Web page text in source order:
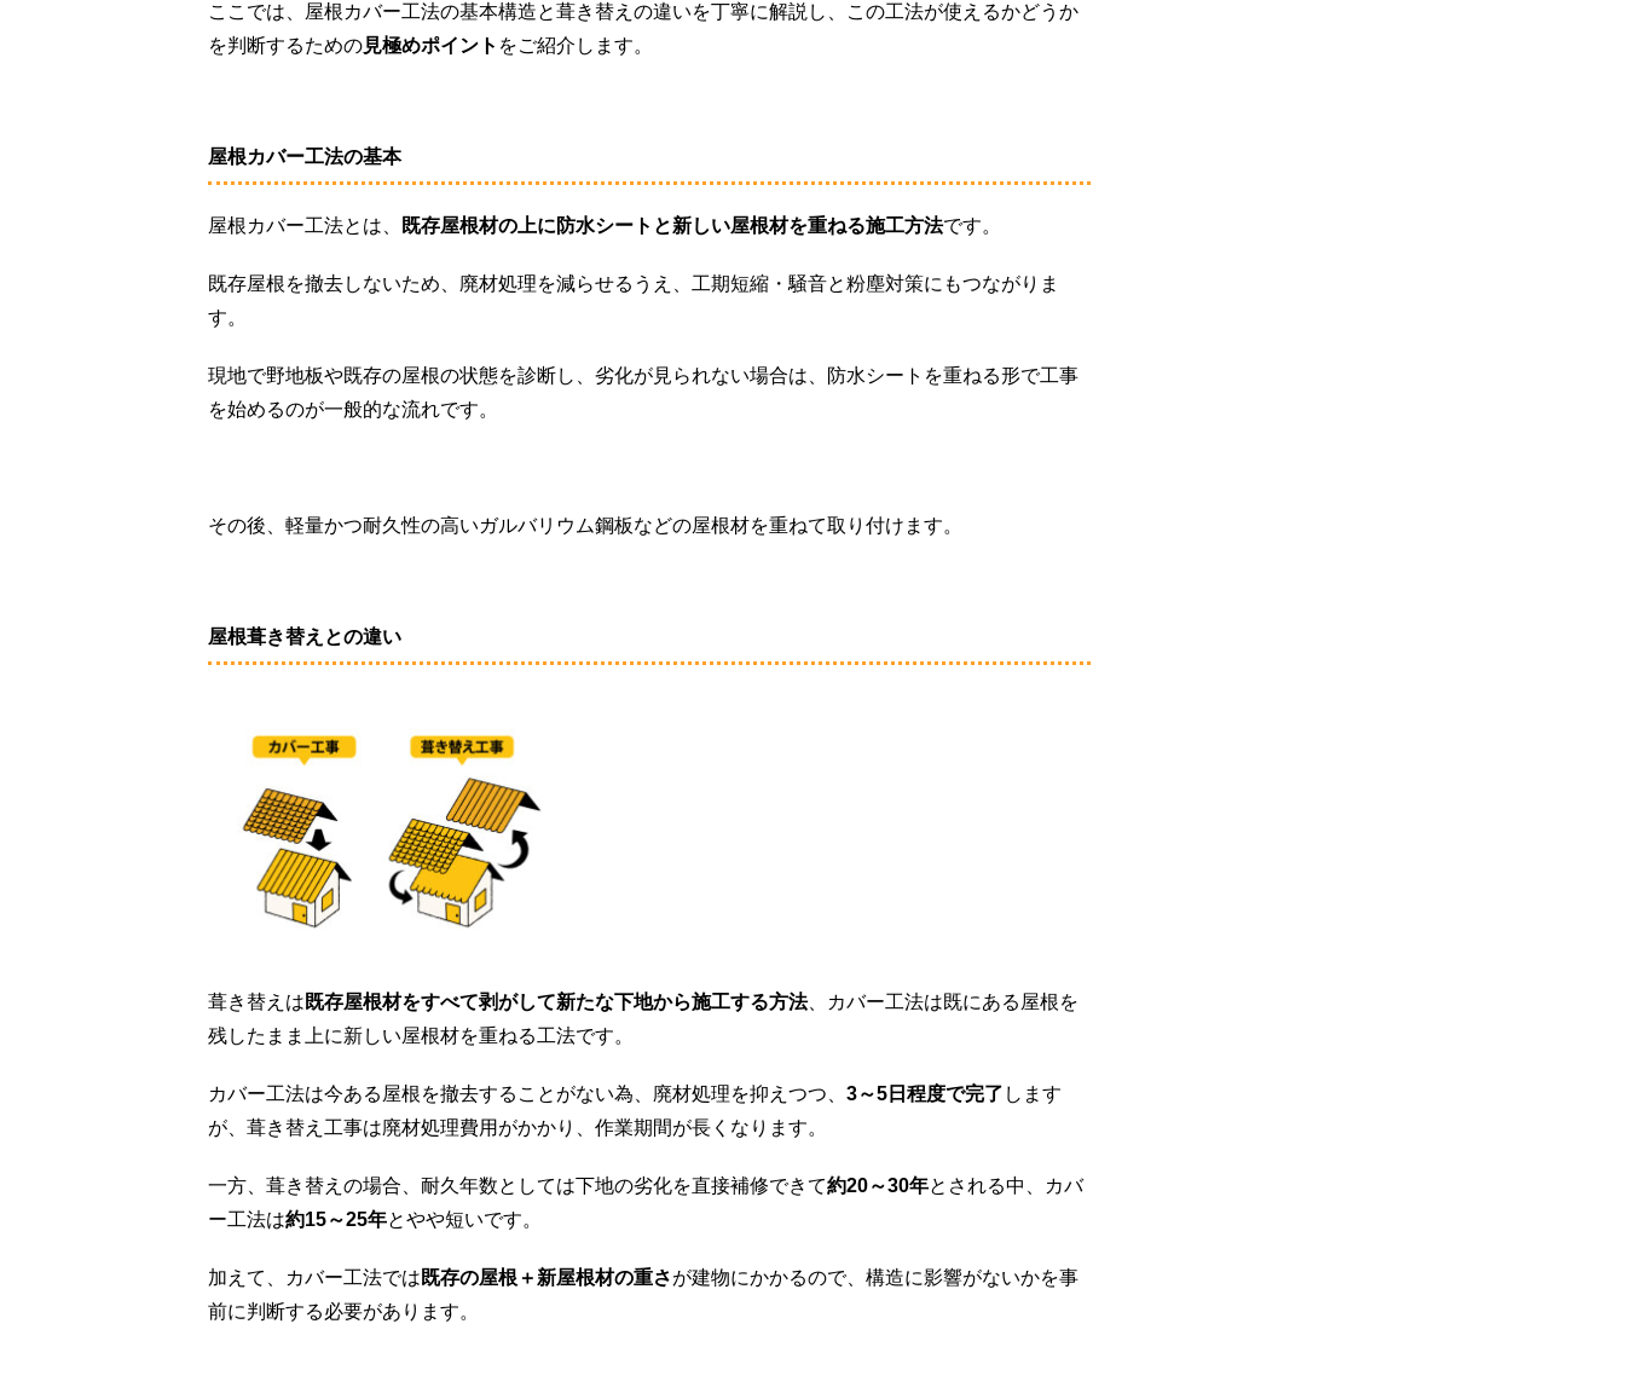
ここでは、屋根カバー工法の基本構造と葺き替えの違いを丁寧に解説し、この工法が使えるかどうか
を判断するための見極めポイント をご紹介します。
屋根カバー工法の基本
屋根カバー工法とは、 既存屋根材の上に防水シートと新しい屋根材を重ねる施工方法です。
既存屋根を撤去しないため、廃材処理を減らせるうえ、工期短縮・騒音と粉塵対策にもつながりま
す。
現地で野地板や既存の屋根の状態を診断し、劣化が見られない場合は、防水シートを重ねる形で工事
を始めるのが一般的な流れです。
その後、軽量かつ耐久性の高いガルバリウム鋼板などの屋根材を重ねて取り付けます。
屋根葺き替えとの違い
葺き替えは 既存屋根材をすべて剥がして新たな下地から施工する方法、カバー工法は既にある屋根を
残したまま上に新しい屋根材を重ねる工法です。
カバー工法は今ある屋根を撤去することがない為、廃材処理を抑えつつ、 3～5日程度で完了 します
が、葺き替え工事は廃材処理費用がかかり、作業期間が長くなります。
一方、葺き替えの場合、耐久年数としては下地の劣化を直接補修できて約20～30年とされる中、カバ
ー工法は約15～25年とやや短いです。
加えて、カバー工法では 既存の屋根＋新屋根材の重さが建物にかかるので、構造に影響がないかを事
前に判断する必要があります。